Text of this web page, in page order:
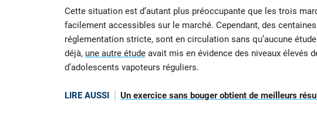
Cette situation est d’autant plus préoccupante que les trois
facilement accessibles sur le marché. Cependant, des
réglementation stricte, sont en circulation sans qu’aucune
déjà, une autre étudeavait mis en évidence des niveaux élevés
d’adolescents vapoteurs réguliers.
LIRE AUSSI Un exercice sans bouger obtient de meilleurs